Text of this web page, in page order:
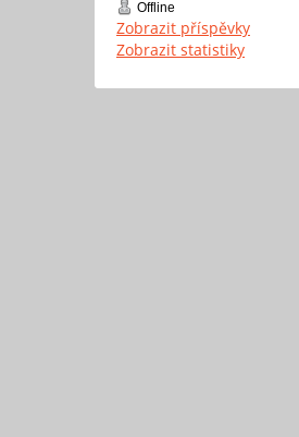
Offline
Zobrazit příspěvky
Zobrazit statistiky